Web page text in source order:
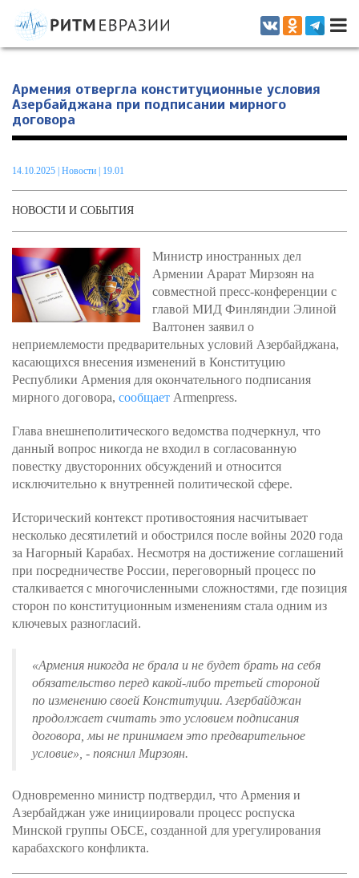
Информационно-аналитическое издание, посвященное актуальным
проблемам интеграции на постсоветском пространстве
Армения отвергла конституционные условия
Азербайджана при подписании мирного
договора
14.10.2025 Новости | 19.01
НОВОСТИ И СОБЫТИЯ
Министр иностранных дел
Армении Арарат Мирзоян на
совместной пресс-конференции с
главой МИД Финляндии Элиной
Валтонен заявил о
неприемлемости предварительных условий Азербайджана,
касающихся внесения изменений в Конституцию
Республики Армения для окончательного подписания
мирного договора, сообщает Armenpress.
Глава внешнеполитического ведомства подчеркнул, что
данный вопрос никогда не входил в согласованную
повестку двусторонних обсуждений и относится
исключительно к внутренней политической сфере.
Исторический контекст противостояния насчитывает
несколько десятилетий и обострился после войны 2020 года
за Нагорный Карабах. Несмотря на достижение соглашений
при посредничестве России, переговорный процесс по
сталкивается с многочисленными сложностями, где позиция
сторон по конституционным изменениям стала одним из
ключевых разногласий.
«Армения никогда не брала и не будет брать на себя
обязательство перед какой-либо третьей стороной
по изменению своей Конституции. Азербайджан
продолжает считать это условием подписания
договора, мы не принимаем это предварительное
условие», - пояснил Мирзоян.
Одновременно министр подтвердил, что Армения и
Азербайджан уже инициировали процесс роспуска
Минской группы ОБСЕ, созданной для урегулирования
карабахского конфликта.